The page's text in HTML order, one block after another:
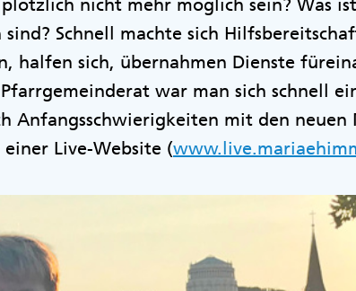
Schnell machte sich
halfen sich, übernahmen Dienste
war man sich schnell
Anfangsschwierigkeiten mit den
Live-Website (